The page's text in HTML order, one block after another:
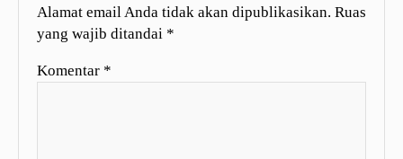
Alamat email Anda tidak akan dipublikasikan. Ruas
yang wajib ditandai *
Komentar *